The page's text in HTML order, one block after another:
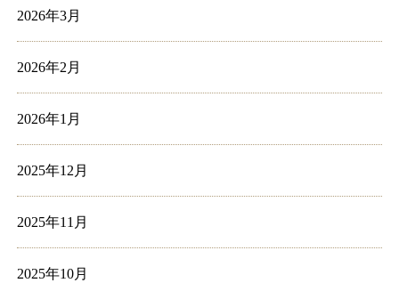
2026年3月
2026年2月
2026年1月
2025年12月
2025年11月
2025年10月